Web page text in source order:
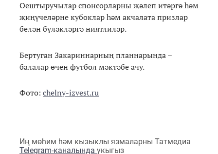
Оештыручылар спонсорларны җәлеп итәргә һәм
җиңүчеләрне кубоклар һәм акчалата призлар
белән бүләкләргә ниятлиләр.
Бертуган Закариннарның планнарында –
балалар өчен футбол мәктәбе ачу.
Фото: chelny-izvest.ru
Иң мөһим һәм кызыклы язмаларны Татмедиа
Telegram-каналында укыгыз